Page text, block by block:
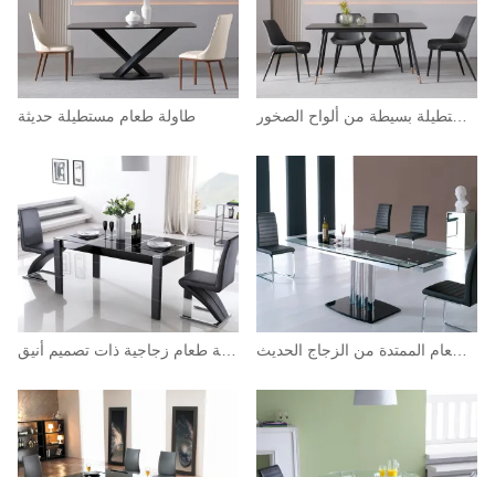
طاولة طعام مستطيلة حديثة طاولة طعام مستطيلة بسيطة من ألواح الصخور
طاولة طعام زجاجية ذات تصميم أنيق طاولة غرفة الطعام الممتدة من الزجاج الحديث